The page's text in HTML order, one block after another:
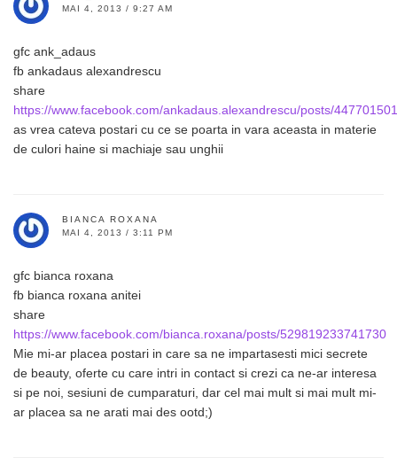
MAI 4, 2013 / 9:27 AM
gfc ank_adaus
fb ankadaus alexandrescu
share
https://www.facebook.com/ankadaus.alexandrescu/posts/
as vrea cateva postari cu ce se poarta in vara aceasta in materie
de culori haine si machiaje sau unghii
BIANCA ROXANA
MAI 4, 2013 / 3:11 PM
gfc bianca roxana
fb bianca roxana anitei
share
https://www.facebook.com/bianca.roxana/posts/529819233741730
Mie mi-ar placea postari in care sa ne impartasesti mici secrete
de beauty, oferte cu care intri in contact si crezi ca ne-ar interesa
si pe noi, sesiuni de cumparaturi, dar cel mai mult si mai mult mi-
ar placea sa ne arati mai des ootd;)